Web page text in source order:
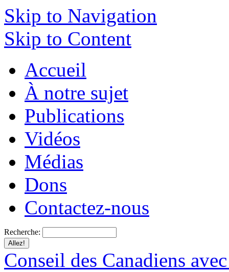
Skip to Navigation
Skip to Content
Accueil
À notre sujet
Publications
Vidéos
Médias
Dons
Contactez-nous
Recherche:
Conseil des Canadiens